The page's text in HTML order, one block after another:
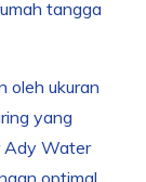
tangga
oleh ukuran
yang
Ady Water
optimal